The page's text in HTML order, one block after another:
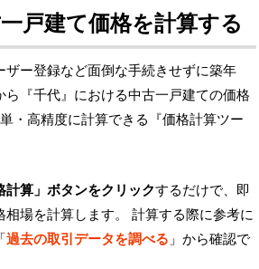
戸建て価格を計算する
ザー登録など面倒な手続きせずに築年
『千代』における中古一戸建ての価格
・高精度に計算できる『価格計算ツー
算」ボタンをクリックするだけで、即
場を計算します。 計算する際に参考に
過去の取引データを調べる 」から確認で